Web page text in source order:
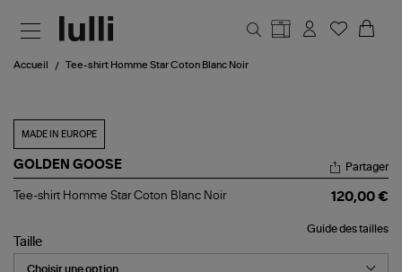
Accueil Tee-shirt Homme Star Coton Blanc Noir
MADE IN EUROPE
GOLDEN GOOSE
Tee-
Star
Coton
Blanc
Partager
Tee-shirt Homme Star Coton Blanc Noir 120,00 €
Guide des tailles
Taille